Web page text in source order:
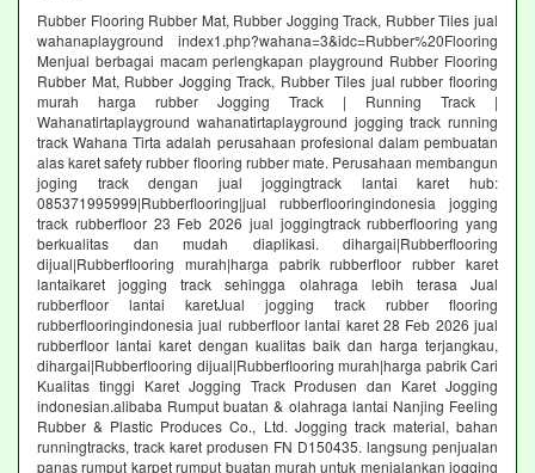
Rubber Flooring Rubber Mat, Rubber Jogging Track, Rubber Tiles jual
wahanaplayground index1.php?wahana=3&idc=Rubber%20Flooring
Menjual berbagai macam perlengkapan playground Rubber Flooring
Rubber Mat, Rubber Jogging Track, Rubber Tiles jual rubber flooring
murah harga rubber Jogging Track | Running Track |
Wahanatirtaplayground wahanatirtaplayground jogging track running
track Wahana Tirta adalah perusahaan profesional dalam pembuatan
alas karet safety rubber flooring rubber mate. Perusahaan membangun
joging track dengan jual joggingtrack lantai karet hub:
085371995999|Rubberflooring|jual rubberflooringindonesia jogging
track rubberfloor 23 Feb 2026 jual joggingtrack rubberflooring yang
berkualitas dan mudah diaplikasi. dihargai|Rubberflooring
dijual|Rubberflooring murah|harga pabrik rubberfloor rubber karet
lantaikaret jogging track sehingga olahraga lebih terasa Jual
rubberfloor lantai karetJual jogging track rubber flooring
rubberflooringindonesia jual rubberfloor lantai karet 28 Feb 2026 jual
rubberfloor lantai karet dengan kualitas baik dan harga terjangkau,
dihargai|Rubberflooring dijual|Rubberflooring murah|harga pabrik Cari
Kualitas tinggi Karet Jogging Track Produsen dan Karet Jogging
indonesian.alibaba Rumput buatan & olahraga lantai Nanjing Feeling
Rubber & Plastic Produces Co., Ltd. Jogging track material, bahan
runningtracks, track karet produsen FN D150435. langsung penjualan
panas rumput karpet rumput buatan murah untuk menjalankan jogging